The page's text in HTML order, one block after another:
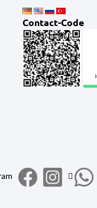
Contact-Code